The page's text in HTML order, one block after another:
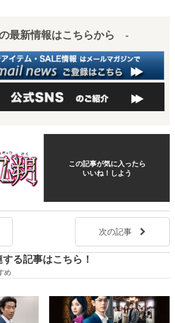
最新情報はこちらから -
この記事が気に入ったら
いいね！しよう
次の記事
る記事はこちら！
め